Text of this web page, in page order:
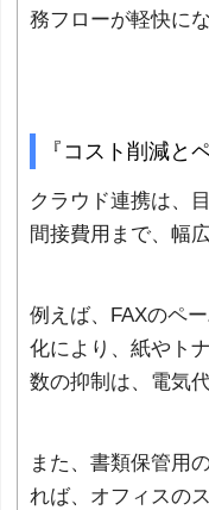
務フローが軽快にな
『コスト削減と
クラウド連携は、
間接費用まで、幅
例えば、FAXのペ
化により、紙やト
数の抑制は、電気
また、書類保管用
れば、オフィスの